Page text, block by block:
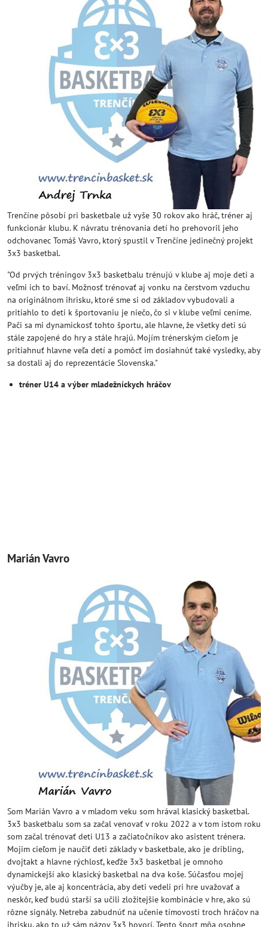
Trenčíne pôsobí pri basketbale už vyše 30 rokov ako hráč, tréner aj
funkcionár klubu. K návratu trénovania detí ho prehovoril jeho
odchovanec Tomáš Vavro, ktorý spustil v Trenčíne jedinečný projekt
3x3 basketbal.
"Od prvých tréningov 3x3 basketbalu trénujú v klube aj moje deti a
veľmi ich to baví. Možnosť trénovať aj vonku na čerstvom vzduchu
na originálnom ihrisku, ktoré sme si od základov vybudovali a
pritiahlo to deti k športovaniu je niečo, čo si v klube veľmi ceníme.
Pači sa mi dynamickosť tohto športu, ale hlavne, že všetky deti sú
stále zapojené do hry a stále hrajú. Mojím trénerským cieľom je
pritiahnuť hlavne veľa detí a pomôcť im dosiahnúť také vysledky, aby
sa dostali aj do reprezentácie Slovenska."
tréner U14 a výber mladežníckych hráčov
Marián Vavro
Som Marián Vavro a v mladom veku som hrával klasický basketbal.
3x3 basketbalu som sa začal venovať v roku 2022 a v tom istom roku
som začal trénovať deti U13 a začiatočníkov ako asistent trénera.
Mojim cieľom je naučiť deti základy v basketbale, ako je dribling,
dvojtakt a hlavne rýchlosť, keďže 3x3 basketbal je omnoho
dynamickejší ako klasický basketbal na dva koše. Súčasťou mojej
výučby je, ale aj koncentrácia, aby deti vedeli pri hre uvažovať a
neskôr, keď budú starší sa učili zložitejšie kombinácie v hre, ako sú
rôzne signály. Netreba zabudnúť na učenie tímovosti troch hráčov na
ihrisku, ako to už sám názov 3x3 hovorí. Tento šport mňa osobne